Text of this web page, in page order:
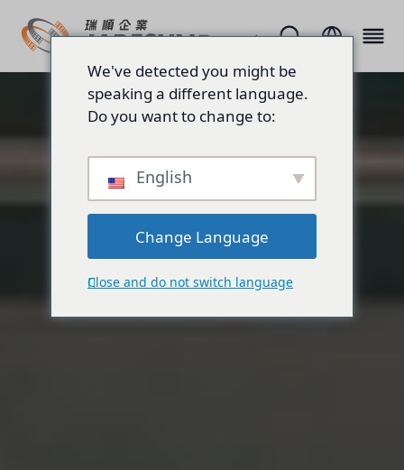
We've detected you might be
speaking a different language.
Do you want to change to:
English
Change Language
Close and do not switch language